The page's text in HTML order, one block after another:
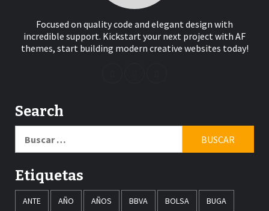
Focused on quality code and elegant design with
incredible support. Kickstart your next project with AF
themes, start building modern creative websites today!
Search
Etiquetas
ANTE AÑO AÑOS BBVA BOLSA BUGA